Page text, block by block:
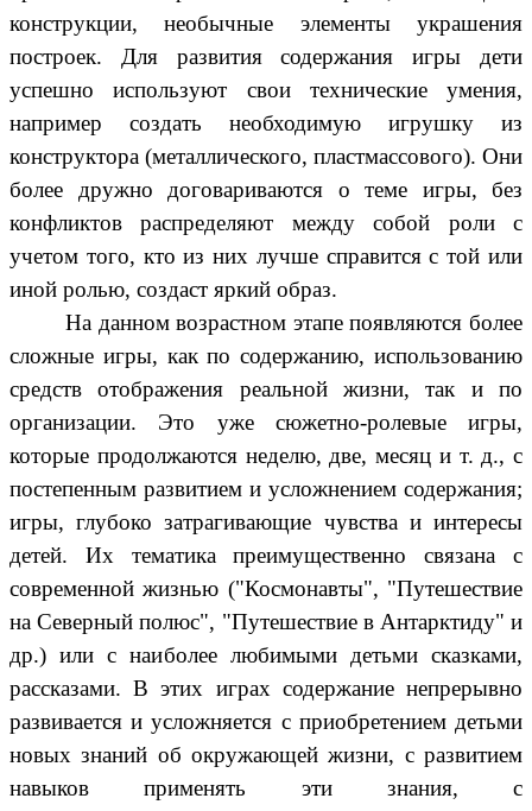
конструкции, необычные элементы украшения
построек. Для развития содержания игры дети
успешно используют свои технические умения,
например создать необходимую игрушку из
конструктора (металлического, пластмассового). Они
более дружно договариваются о теме игры, без
конфликтов распределяют между собой роли с
учетом того, кто из них лучше справится с той или
иной ролью, создаст яркий образ.
На данном возрастном этапе появляются более
сложные игры, как по содержанию, использованию
средств отображения реальной жизни, так и по
организации. Это уже сюжетно-ролевые игры,
которые продолжаются неделю, две, месяц и т. д., с
постепенным развитием и усложнением содержания;
игры, глубоко затрагивающие чувства и интересы
детей. Их тематика преимущественно связана с
современной жизнью ("Космонавты", "Путешествие
на Северный полюс", "Путешествие в Антарктиду" и
др.) или с наиболее любимыми детьми сказками,
рассказами. В этих играх содержание непрерывно
развивается и усложняется с приобретением детьми
новых знаний об окружающей жизни, с развитием
навыков применять эти знания, с